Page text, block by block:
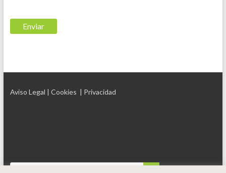
Aviso Legal | Cookies | Privacidad